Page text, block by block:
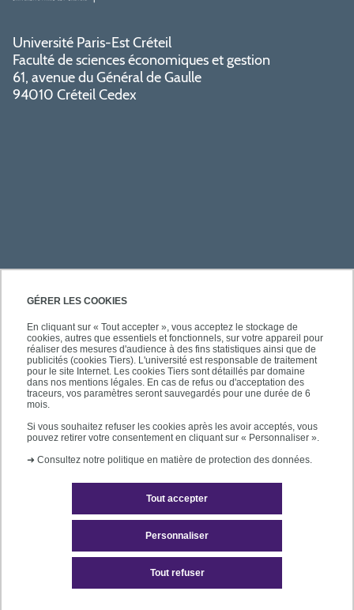
GÉRER LES COOKIES
En cliquant sur « Tout accepter », vous acceptez le stockage de
cookies, autres que essentiels et fonctionnels, sur votre appareil pour
réaliser des mesures d'audience à des fins statistiques ainsi que de
publicités (cookies Tiers). L'université est responsable de traitement
pour le site Internet. Les cookies Tiers sont détaillés par domaine
dans nos mentions légales. En cas de refus ou d'acceptation des
traceurs, vos paramètres seront sauvegardés pour une durée de 6
mois.
Si vous souhaitez refuser les cookies après les avoir acceptés, vous
pouvez retirer votre consentement en cliquant sur « Personnaliser ».
➜ Consultez notre politique en matière de protection des données.
Tout accepter
Tout refuser
Personnaliser
Université Paris-Est Créteil
Faculté de sciences économiques et gestion
61, avenue du Général de Gaulle
94010 Créteil Cedex
PRATIQUE
ACCÈS RAPIDES
SUIVEZ-NOUS
Mentions légales